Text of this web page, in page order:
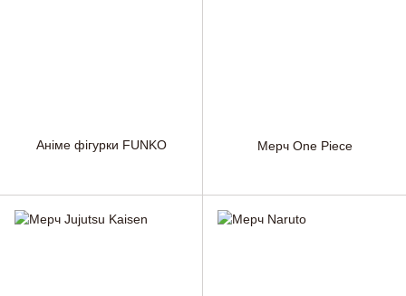
Аніме фігурки FUNKO Мерч One Piece